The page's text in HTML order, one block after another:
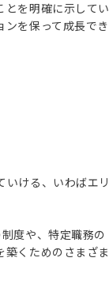
とを明確に示してい
を保って成長でき
いける、いわばエリ
度や、特定職務の
築くためのさまざま